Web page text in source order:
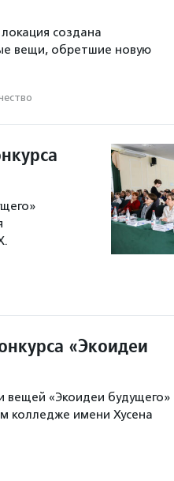
создана
вещи, обретшие новую
«Экоидеи
вещей «Экоидеи будущего»
колледже имени Хусена